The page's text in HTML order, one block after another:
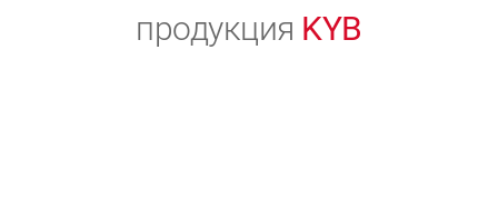
продукция KYB